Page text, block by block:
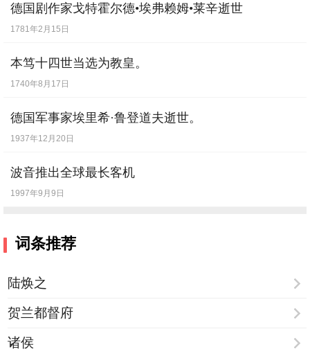
德国剧作家戈特霍尔德•埃弗赖姆•莱辛逝世
1781年2月15日
本笃十四世当选为教皇。
1740年8月17日
德国军事家埃里希·鲁登道夫逝世。
1937年12月20日
波音推出全球最长客机
1997年9月9日
词条推荐
陆焕之
贺兰都督府
诸侯